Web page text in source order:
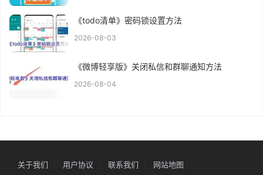
《todo清单》密码锁设置方法
2026-08-03
《微博轻享版》关闭私信和群聊通知方法
2026-08-04
关于我们 用户协议 联系我们 网站地图